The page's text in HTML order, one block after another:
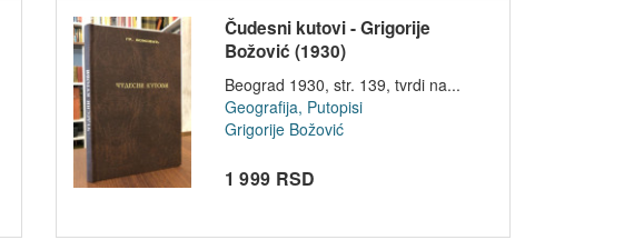
Čudesni kutovi - Grigorije
Božović (1930)
Beograd 1930, str. 139, tvrdi na...
Geografija, Putopisi
Grigorije Božović
1 999 RSD